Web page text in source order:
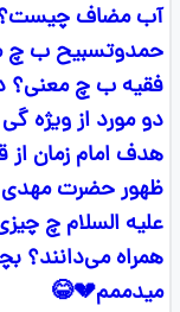
آب مضاف چیست؟
حمدوتسبیح ب چ
فقیه ب چ معنی؟
دو مورد از ویژه
هدف امام زمان
ظهور حضرت مهدی
علیه السلام چ
همراه می‌دانند؟
میدممم💔😂